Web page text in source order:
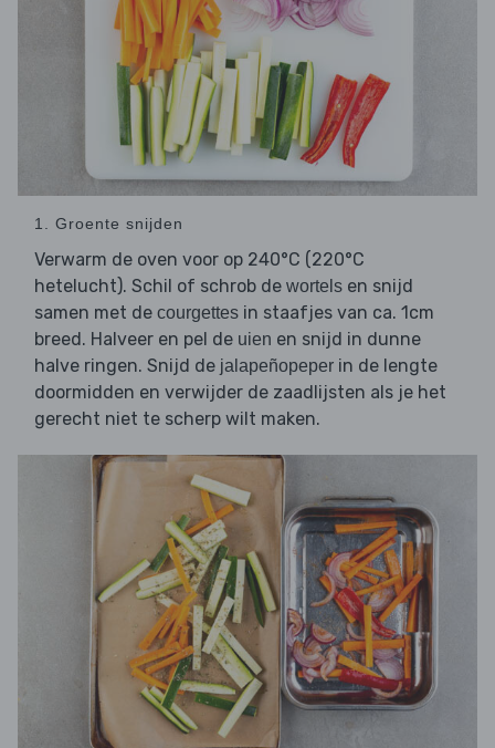
1. Groente snijden
Verwarm de oven voor op 240°C (220°C
hetelucht). Schil of schrob de wortels en snijd
samen met de courgettes in staafjes van ca. 1cm
breed. Halveer en pel de uien en snijd in dunne
halve ringen. Snijd de jalapeñopeper in de lengte
doormidden en verwijder de zaadlijsten als je het
gerecht niet te scherp wilt maken.